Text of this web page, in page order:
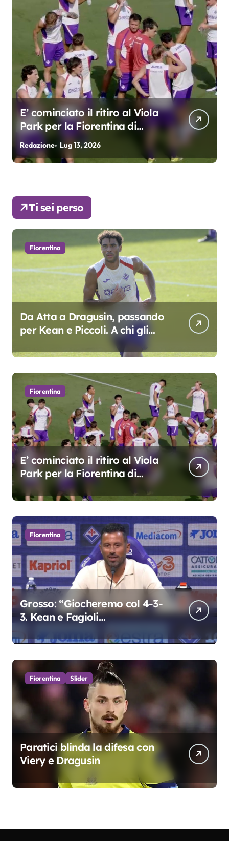
Grosso: “Giocheremo col 4-3-
3. Kean e Fagioli
fondamentali. Atta grande
colpo”
Redazione Lug 9, 2026
Ti sei perso
Fiorentina
Da Atta a Dragusin, passando
per Kean e Piccoli. A chi gli
oscar del precampionato?
Fiorentina
E’ cominciato il ritiro al Viola
Park per la Fiorentina di
Grosso
Fiorentina
Grosso: “Giocheremo col 4-3-
3. Kean e Fagioli
colpo”
Fiorentina Slider
Paratici blinda la difesa con
Viery e Dragusin